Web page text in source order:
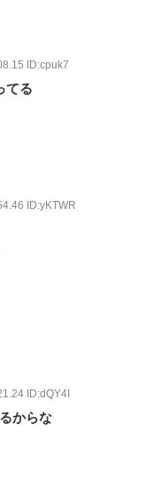
ID:cpuk7
てる
ID:yKTWR
ID:dQY4I
からな